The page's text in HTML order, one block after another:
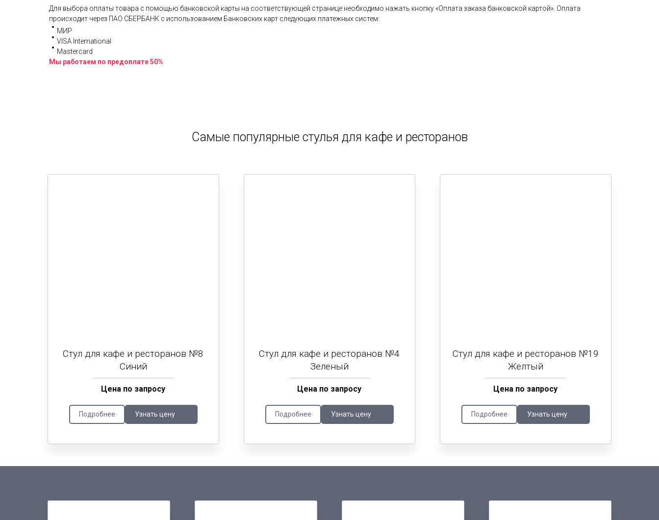
Для выбора оплаты товара с помощью банковской карты на соответствующей странице необходимо нажать кнопку «Оплата заказа банковской картой». Оплата
происходит через ПАО СБЕРБАНК с использованием Банковских карт следующих платежных систем:
МИР
VISA International
Mastercard
Мы работаем по предоплате 50%
Самые популярные стулья для кафе и ресторанов
Стул для кафе и ресторанов №8
Синий
Цена по запросу
Подробнее Узнать цену
Стул для кафе и ресторанов №4
Зеленый
Цена по запросу
Подробнее Узнать цену
Стул для кафе и ресторанов №19
Желтый
Цена по запросу
Подробнее Узнать цену